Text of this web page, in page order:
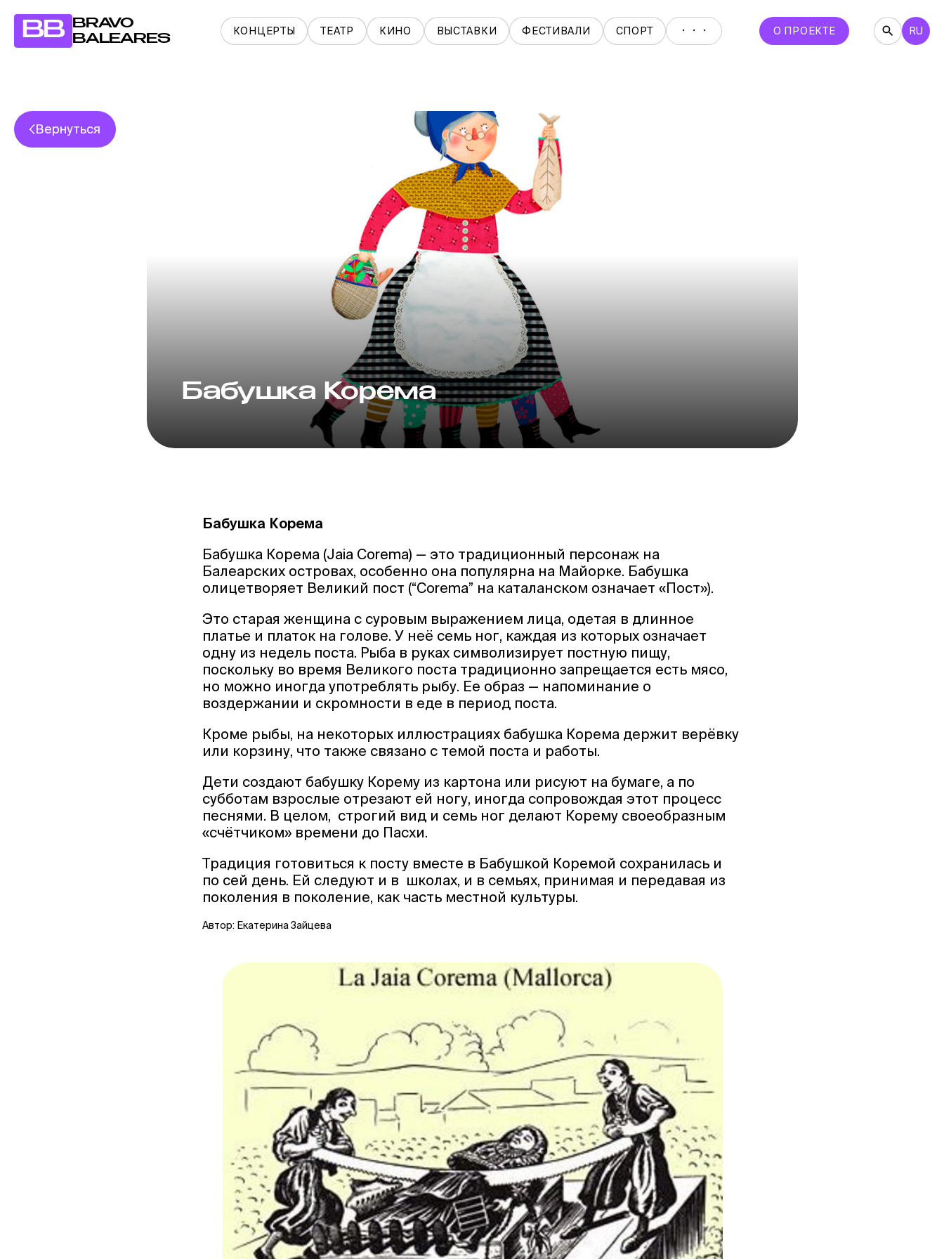
BB
BRAVO
BALEARES
КОНЦЕРТЫ ТЕАТР КИНО ВЫСТАВКИ ФЕСТИВАЛИ СПОРТ ・・・ О ПРОЕКТЕ RU
Вернуться
Бабушка Корема
Бабушка Корема
Бабушка Корема (Jaia Corema) — это традиционный персонаж на
Балеарских островах, особенно она популярна на Майорке. Бабушка
олицетворяет Великий пост (“Corema” на каталанском означает «Пост»).
Это старая женщина с суровым выражением лица, одетая в длинное
платье и платок на голове. У неё семь ног, каждая из которых означает
одну из недель поста. Рыба в руках символизирует постную пищу,
поскольку во время Великого поста традиционно запрещается есть мясо,
но можно иногда употреблять рыбу. Ее образ — напоминание о
воздержании и скромности в еде в период поста.
Кроме рыбы, на некоторых иллюстрациях бабушка Корема держит верёвку
или корзину, что также связано с темой поста и работы.
Дети создают бабушку Корему из картона или рисуют на бумаге, а по
субботам взрослые отрезают ей ногу, иногда сопровождая этот процесс
песнями. В целом, строгий вид и семь ног делают Корему своеобразным
«счётчиком» времени до Пасхи.
Традиция готовиться к посту вместе в Бабушкой Коремой сохранилась и
по сей день. Ей следуют и в школах, и в семьях, принимая и передавая из
поколения в поколение, как часть местной культуры.
Автор: Екатерина Зайцева